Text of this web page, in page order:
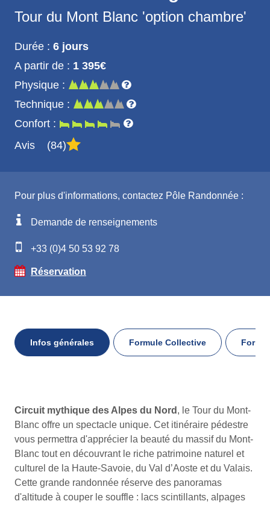
Tour du Mont Blanc 'option chambre'
Durée : 6 jours
A partir de : 1 395€
Physique :
Technique :
Confort :
Avis
84
Pour plus d'informations, contactez Pôle Randonnée :
Demande de renseignements
+33 (0)4 50 53 92 78
Réservation
Infos générales Formule Collective
Infos
générales
Circuit mythique des Alpes du Nord , le Tour du Mont-
Blanc offre un spectacle unique. Cet itinéraire pédestre
vous permettra d'apprécier la beauté du massif du Mont-
Blanc tout en découvrant le riche patrimoine naturel et
culturel de la Haute-Savoie, du Val d’Aoste et du Valais.
Cette grande randonnée réserve des panoramas
d'altitude à couper le souffle : lacs scintillants, alpages